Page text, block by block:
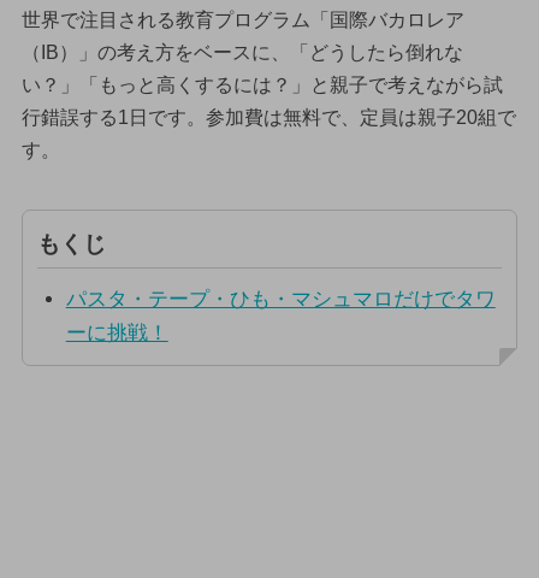
世界で注目される教育プログラム「国際バカロレア
（IB）」の考え方をベースに、「どうしたら倒れな
い？」「もっと高くするには？」と親子で考えながら試
行錯誤する1日です。参加費は無料で、定員は親子20組で
す。
もくじ
パスタ・テープ・ひも・マシュマロだけでタワ
ーに挑戦！